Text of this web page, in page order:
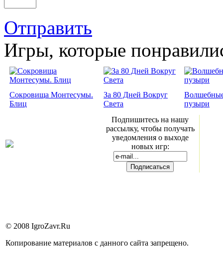
Отправить
Игры, которые
Сокровища Монтесумы.
Блиц
За 80 Дней Вокруг
Света
пузыри
Подпишитесь на нашу
рассылку, чтобы получать
уведомления о выходе
новых игр:
© 2008 IgroZavr.Ru
Копирование материалов с данного сайта запрещено.